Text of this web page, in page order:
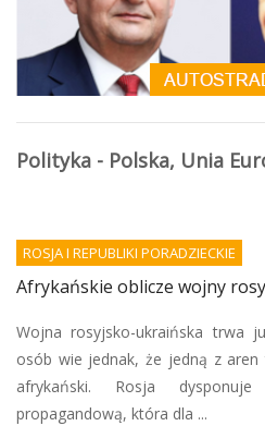
Polityka - Polska, Unia
ROSJA I REPUBLIKI PORADZIECKIE
Afrykańskie oblicze wojny
Wojna rosyjsko-ukraińska trwa
osób wie jednak, że jedną z
afrykański. Rosja
propagandową, która dla ...